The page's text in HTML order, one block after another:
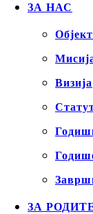
ЗА НАС
Визија
ЗА